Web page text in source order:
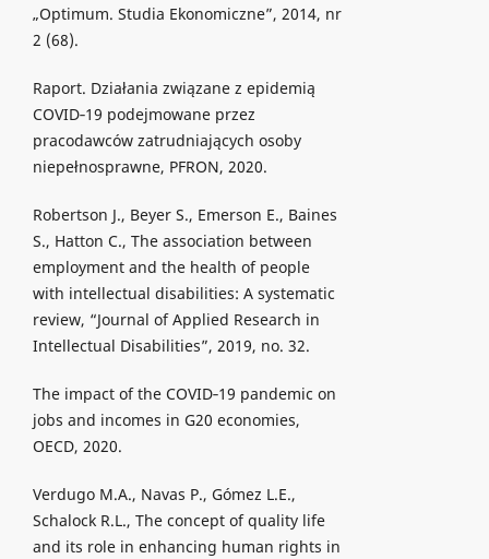
„Optimum. Studia Ekonomiczne”, 2014, nr
2 (68).
Raport. Działania związane z epidemią
COVID‐19 podejmowane przez
pracodawców zatrudniających osoby
niepełnosprawne, PFRON, 2020.
Robertson J., Beyer S., Emerson E., Baines
S., Hatton C., The association between
employment and the health of people
with intellectual disabilities: A systematic
review, “Journal of Applied Research in
Intellectual Disabilities”, 2019, no. 32.
The impact of the COVID‐19 pandemic on
jobs and incomes in G20 economies,
OECD, 2020.
Verdugo M.A., Navas P., Gómez L.E.,
Schalock R.L., The concept of quality life
and its role in enhancing human rights in